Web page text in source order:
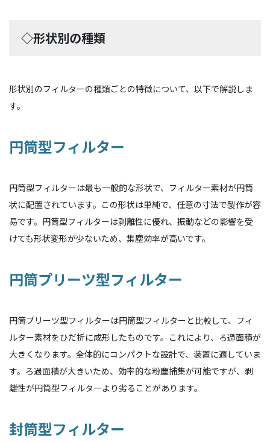
◇形状別の種類
形状別のフィルターの種類ごとの特徴について、以下で解説しま
す。
円筒型フィルター
円筒型フィルターは最も一般的な形状で、フィルター素材が円筒
状に配置されています。この形状は単純で、任意の寸法で製作が容
易です。円筒型フィルターは剥離性に優れ、振動などの影響を受
けても形状変形が少ないため、集塵効率が高いです。
円筒プリーツ型フィルター
円筒プリーツ型フィルターは円筒型フィルターと比較して、フィ
ルター素材をひだ折に成形したものです。これにより、ろ過面積が
大きくなります。全体的にコンパクトな設計で、装置に適していま
す。ろ過面積が大きいため、効率的な粉塵捕集が可能ですが、剥
離性が円筒型フィルターより劣ることがあります。
封筒型フィルター